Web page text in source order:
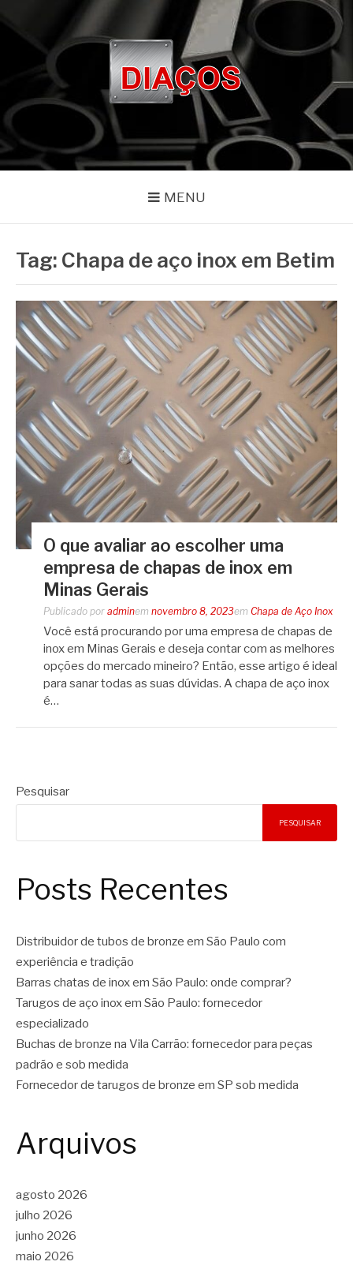
BLOG DIAÇOS
Especialistas em aços e metais há mais de 20 anos
MENU
Tag: Chapa de aço inox em Betim
O que avaliar ao escolher uma
empresa de chapas de inox em
Minas Gerais
Publicado por adminem novembro 8, 2023em Chapa de Aço Inox
Você está procurando por uma empresa de chapas de
inox em Minas Gerais e deseja contar com as melhores
opções do mercado mineiro? Então, esse artigo é ideal
para sanar todas as suas dúvidas. A chapa de aço inox
é…
Pesquisar
PESQUISAR
Posts Recentes
Distribuidor de tubos de bronze em São Paulo com
experiência e tradição
Barras chatas de inox em São Paulo: onde comprar?
Tarugos de aço inox em São Paulo: fornecedor
especializado
Buchas de bronze na Vila Carrão: fornecedor para peças
padrão e sob medida
Fornecedor de tarugos de bronze em SP sob medida
Arquivos
agosto 2026
julho 2026
junho 2026
maio 2026